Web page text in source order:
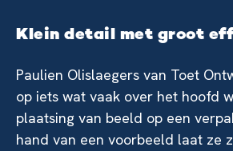
Klein detail met groot
Paulien Olislaegers van Toet
op iets wat vaak over het hoofd
plaatsing van beeld op een
hand van een voorbeeld laat ze